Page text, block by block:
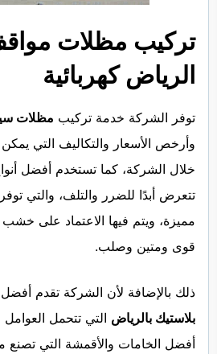
تركيب مظلات
الرياض كهربائية
توفر الشركة خدمة تركيب مظلات
وأرخص الأسعار والتكاليف التي
خلال الشركة، كما تستخدم أفضل
تتعرض أبدًا للضرر والتلف، والتي
مميزة، ويتم فيها الاعتماد على خشب
قوى ومتين وصلب.
ذلك بالإضافة لأن الشركة تقدم أفضل
بلاستيك بالرياض التي تتحمل العوامل
أفضل الخامات والأقمشة التي تصنع